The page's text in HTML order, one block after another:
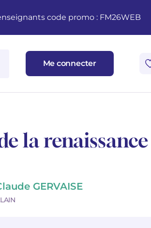
code promo : FM26WEB
Me connecter
la renaissance
GERVAISE